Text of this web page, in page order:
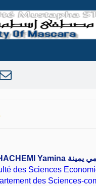
Yamina يمينة
des Sciences
des Sciences-